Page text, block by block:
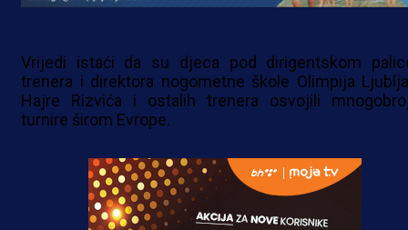
Vrijedi istaći da su djeca pod dirigentskom
trenera i direktora nogometne škole Olimpija
Hajre Rizvića i ostalih trenera osvojili
turnire širom Evrope.